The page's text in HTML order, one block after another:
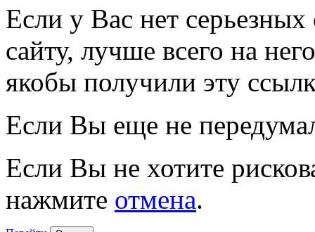
Если у Вас нет
сайту, лучше всего на
якобы получили эту
Если Вы еще не
Если Вы не хотите
нажмите отмена.